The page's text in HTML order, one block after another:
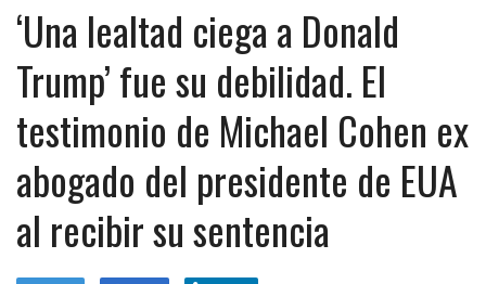
‘Una lealtad ciega a Donald
Trump’ fue su debilidad. El
testimonio de Michael Cohen ex
abogado del presidente de EUA
al recibir su sentencia